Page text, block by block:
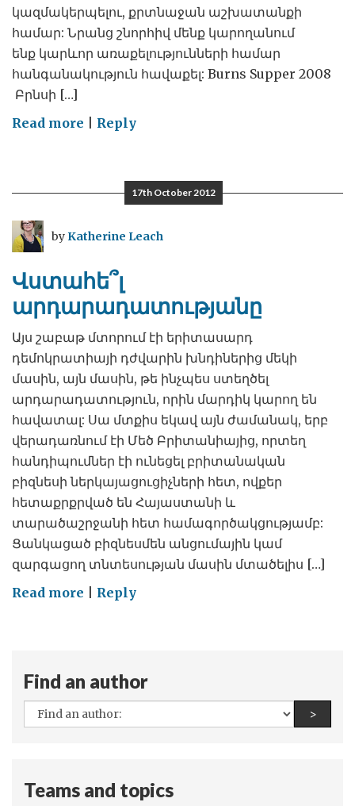
կազմակերպելու, քրտնաջան աշխատանքի
համար: Նրանց շնորհիվ մենք կարողանում
ենք կարևոր առաքելությունների համար
հանգանակություն հավաքել: Burns Supper 2008
Բրնսի […]
Read more onReply
17th October 2012
byKatherine Leach
Վստահե՞լ
արդարադատությանը
Այս շաբաթ մտորում էի երիտասարդ
դեմոկրատիայի դժվարին խնդիներից մեկի
մասին, այն մասին, թե ինչպես ստեղծել
արդարադատություն, որին մարդիկ կարող են
հավատալ: Սա մտքիս եկավ այն ժամանակ, երբ
վերադառնում էի Մեծ Բրիտանիայից, որտեղ
հանդիպումներ էի ունեցել բրիտանական
բիզնեսի ներկայացուցիչների հետ, ովքեր
հետաքրքրված են Հայաստանի և
տարածաշրջանի հետ համագործակցությամբ:
Ցանկացած բիզնեսմեն անցումային կամ
զարգացող տնտեսության մասին մտածելիս […]
Read more onReply
Find an author
All
authors:
>Find
Teams and topics